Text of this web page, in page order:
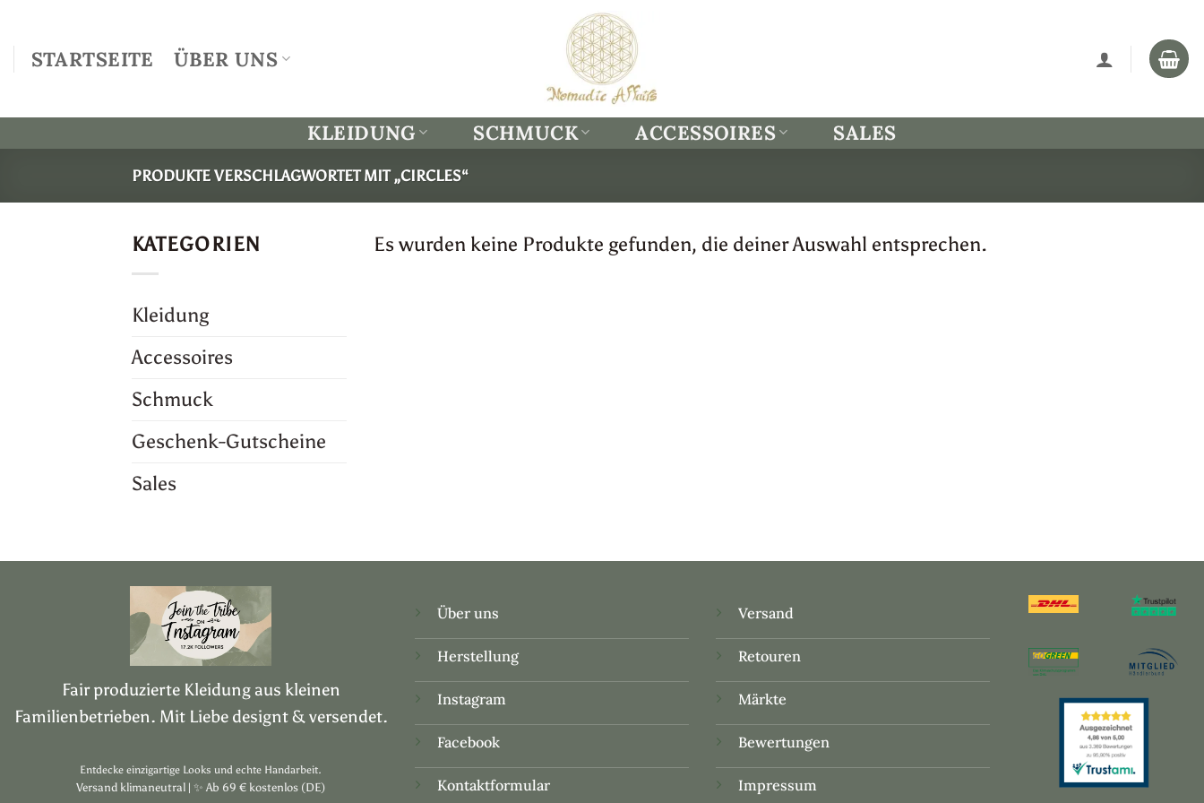
Inhalt
springen
STARTSEITE ÜBER UNS
KLEIDUNG SCHMUCK ACCESSOIRES SALES
PRODUKTE VERSCHLAGWORTET MIT „CIRCLES“
KATEGORIEN
Kleidung
Accessoires
Schmuck
Geschenk-Gutscheine
Sales
Es wurden keine Produkte gefunden, die deiner Auswahl entsprechen.
Fair produzierte Kleidung aus kleinen
Familienbetrieben. Mit Liebe designt & versendet.
Entdecke einzigartige Looks und echte Handarbeit.
Versand klimaneutral | ✨ Ab 69 € kostenlos (DE)
Über uns
Herstellung
Instagram
Facebook
Kontaktformular
Versand
Retouren
Märkte
Bewertungen
Impressum